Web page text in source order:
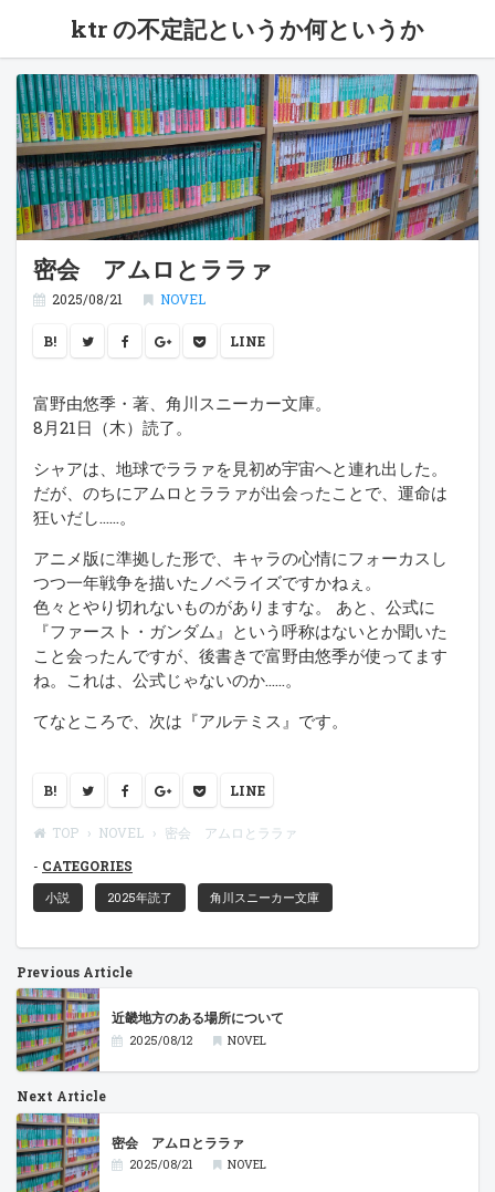
ktr の不定記というか何というか
密会 アムロとララァ
2025/08/21 NOVEL
B! LINE
富野由悠季・著、角川スニーカー文庫。
8月21日（木）読了。
シャアは、地球でララァを見初め宇宙へと連れ出した。
だが、のちにアムロとララァが出会ったことで、運命は
狂いだし……。
アニメ版に準拠した形で、キャラの心情にフォーカスし
つつ一年戦争を描いたノベライズですかねぇ。
色々とやり切れないものがありますな。 あと、公式に
『ファースト・ガンダム』という呼称はないとか聞いた
こと会ったんですが、後書きで富野由悠季が使ってます
ね。これは、公式じゃないのか……。
てなところで、次は『アルテミス』です。
B! LINE
TOP NOVEL
密会 アムロとララァ
CATEGORIES
小説 2025年読了 角川スニーカー文庫
Previous Article
近畿地方のある場所について
2025/08/12 NOVEL
Next Article
密会 アムロとララァ
2025/08/21 NOVEL